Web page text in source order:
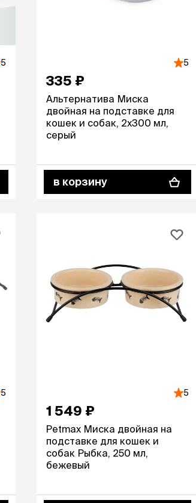
Мебель для груминга
5 5
335 ₽
Альтернатива Миска
двойная на подставке для
кошек и собак, 2х300 мл,
серый
в корзину
5 5
1 549 ₽
Petmax Миска двойная на
подставке для кошек и
собак Рыбка, 250 мл,
бежевый